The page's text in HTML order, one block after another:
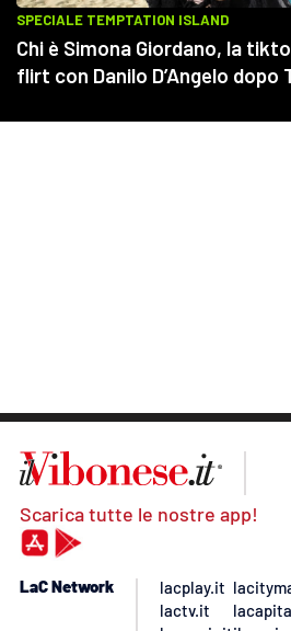
Scarica tutte le nostre app!
LaC Network
lacplay.it
lactv.it